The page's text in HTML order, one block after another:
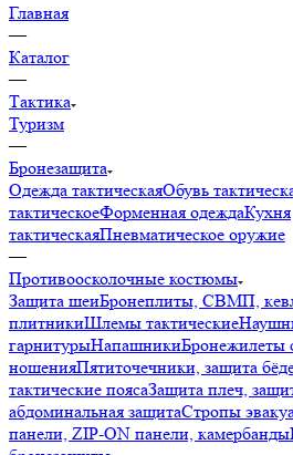
Главная
—
Каталог
—
Тактика
Туризм
—
Бронезащита
Одежда тактическаяОбувь
тактическоеФорменная одеждаКухня
тактическаяПневматическое оружие
—
Противоосколочные костюмы
Защита шеиБронеплиты, СВМП,
плитникиШлемы тактические
гарнитурыНапашникиБронежилеты
ношенияПятиточечники, защита
тактические поясаЗащита плеч,
абдоминальная защитаСтропы
панели, ZIP-ON панели, камербанды